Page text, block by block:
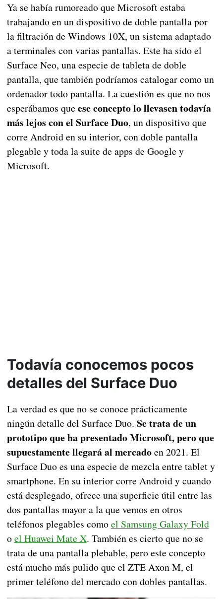
Ya se había rumoreado que Microsoft estaba
trabajando en un dispositivo de doble pantalla por
la filtración de Windows 10X, un sistema adaptado
a terminales con varias pantallas. Este ha sido el
Surface Neo, una especie de tableta de doble
pantalla, que también podríamos catalogar como un
ordenador todo pantalla. La cuestión es que no nos
esperábamos que ese concepto lo llevasen todavía
más lejos con el Surface Duo, un dispositivo que
corre Android en su interior, con doble pantalla
plegable y toda la suite de apps de Google y
Microsoft.
Todavía conocemos pocos
detalles del Surface Duo
La verdad es que no se conoce prácticamente
ningún detalle del Surface Duo. Se trata de un
prototipo que ha presentado Microsoft, pero que
supuestamente llegará al mercadoen 2021. El
Surface Duo es una especie de mezcla entre tablet y
smartphone. En su interior corre Android y cuando
está desplegado, ofrece una superficie útil entre las
dos pantallas mayor a la que vemos en otros
teléfonos plegables comoel Samsung Galaxy Fold
oel Huawei Mate X. También es cierto que no se
trata de una pantalla plebable, pero este concepto
está mucho más pulido que el ZTE Axon M, el
primer teléfono del mercado con dobles pantallas.